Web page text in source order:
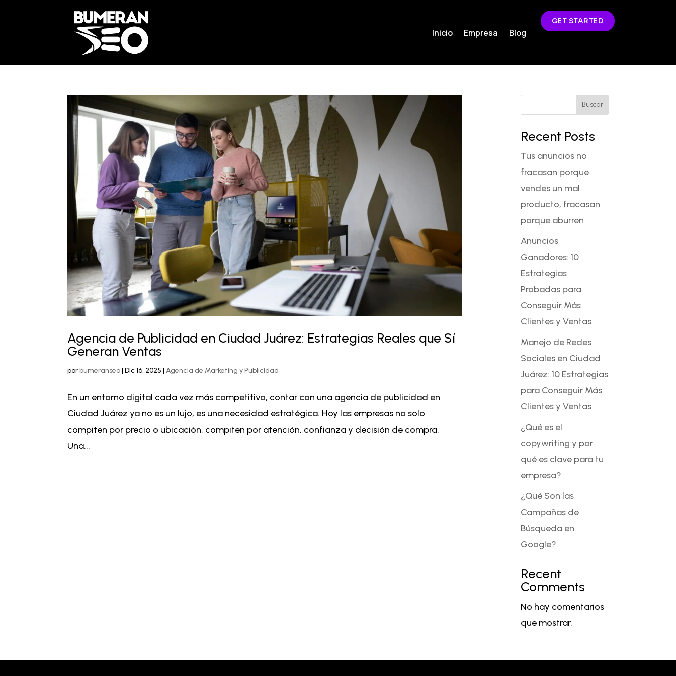
Inicio Empresa Blog
GET STARTED
Agencia de Publicidad en Ciudad Juárez: Estrategias Reales que Sí
Generan Ventas
porbumeranseo|Dic 16, 2025 |Agencia de Marketing y Publicidad
En un entorno digital cada vez más competitivo, contar con una agencia de publicidad en
Ciudad Juárez ya no es un lujo, es una necesidad estratégica. Hoy las empresas no solo
compiten por precio o ubicación, compiten por atención, confianza y decisión de compra.
Una...
Buscar
Recent Posts
Tus anuncios no
fracasan porque
vendes un mal
producto, fracasan
porque aburren
Anuncios
Ganadores: 10
Estrategias
Probadas para
Conseguir Más
Clientes y Ventas
Manejo de Redes
Sociales en Ciudad
Juárez: 10 Estrategias
para Conseguir Más
Clientes y Ventas
¿Qué es el
copywriting y por
qué es clave para tu
empresa?
¿Qué Son las
Campañas de
Búsqueda en
Google?
Recent
Comments
No hay comentarios
que mostrar.